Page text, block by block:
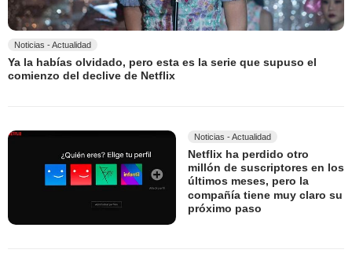
Noticias - Actualidad
Ya la habías olvidado, pero esta es la serie que supuso el
comienzo del declive de Netflix
Noticias - Actualidad
Netflix ha perdido otro
millón de suscriptores en los
últimos meses, pero la
compañía tiene muy claro su
próximo paso